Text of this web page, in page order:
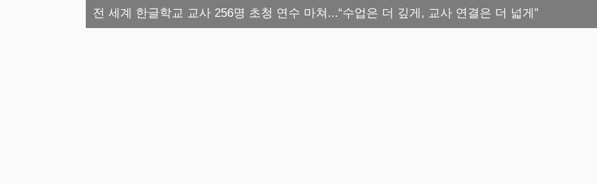
전 세계 한글학교 교사 256명 초청 연수 마쳐...“수업은 더 깊게, 교사 연결은 더 넓게”